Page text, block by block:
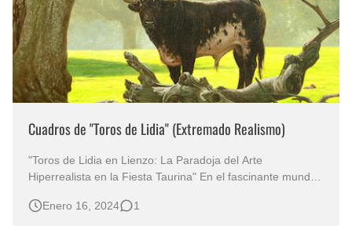
Que significan los cuadros de negras africanas?
El mundo del arte en pintura surrealista
Cuadros de "Toros de Lidia" (Extremado Realismo)
"Toros de Lidia en Lienzo: La Paradoja del Arte
Hiperrealista en la Fiesta Taurina" En el fascinante mundo
nos sumerge en una paradoja visual con su serie de
Enero 16, 2024 1